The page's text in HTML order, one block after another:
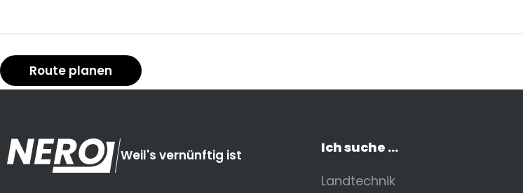
Route planen
Weil's vernünftig ist
Ich suche ...
Landtechnik